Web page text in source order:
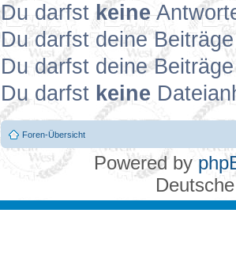
Du darfst keine
Du darfst deine
Du darfst deine
Du darfst keine
Foren-Übersicht
Powered by